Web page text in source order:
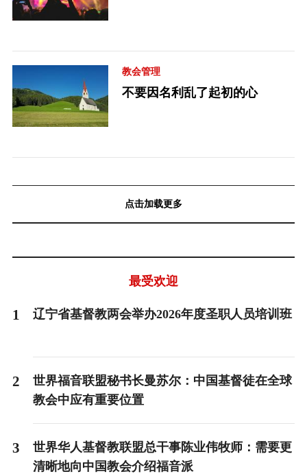
教会管理
不要因名利乱了起初的心
点击加载更多
最受欢迎
1 辽宁省基督教两会举办2026年度圣职人员培训班
2
世界福音联盟秘书长曼苏尔：中国基督徒在全球
教会中应有重要位置
3
世界华人基督教联盟总干事陈业伟牧师：需要更
清晰地向中国教会介绍福音派